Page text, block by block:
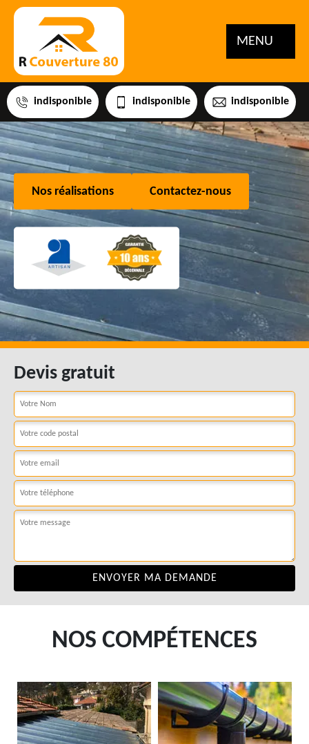
MENU
indisponible indisponible indisponible
Nos réalisations Contactez-nous
Devis gratuit
NOS COMPÉTENCES